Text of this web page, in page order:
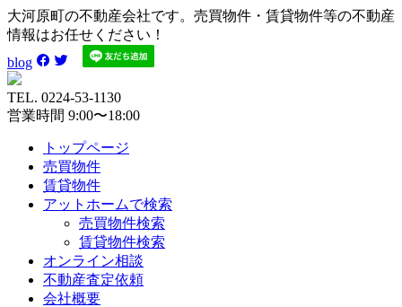
大河原町の不動産会社です。売買物件・賃貸物件等の不動産
情報はお任せください！
blog
TEL. 0224-53-1130
営業時間 9:00〜18:00
トップページ
売買物件
賃貸物件
アットホームで検索
売買物件検索
賃貸物件検索
オンライン相談
不動産査定依頼
会社概要